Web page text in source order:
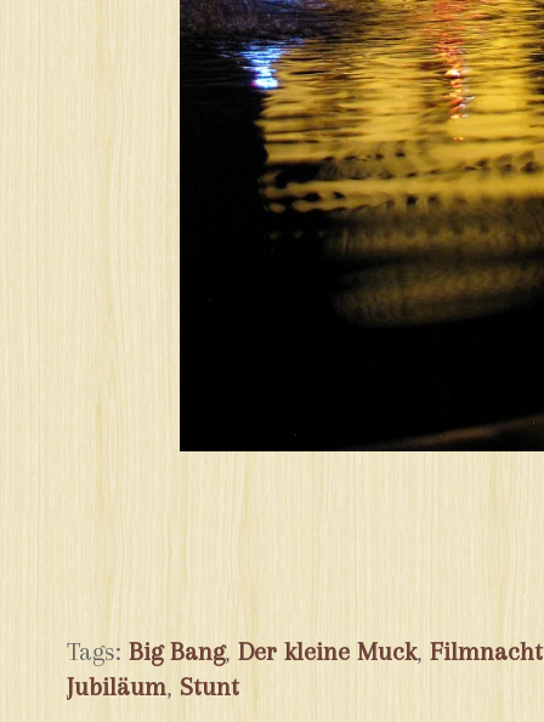
Tags: Big Bang, Der kleine Muck, Filmnacht
Jubiläum, Stunt